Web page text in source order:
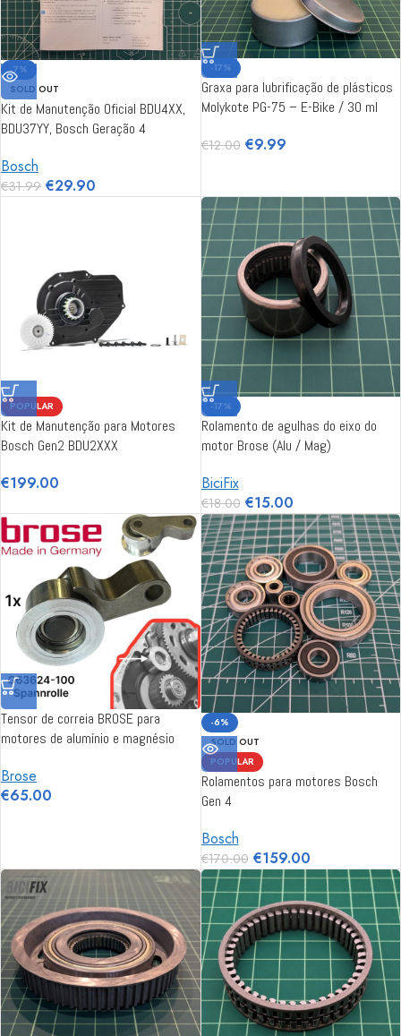
-7%
SOLD OUT
Kit de Manutenção Oficial BDU4XX,
BDU37YY, Bosch Geração 4
Bosch
€31.99 €29.90
-17%
Graxa para lubrificação de plásticos
Molykote PG-75 – E-Bike / 30 ml
€12.00 €9.99
POPULAR
Kit de Manutenção para Motores
Bosch Gen2 BDU2XXX
€199.00
-17%
Rolamento de agulhas do eixo do
motor Brose (Alu / Mag)
BiciFix
€18.00 €15.00
Tensor de correia BROSE para
motores de alumínio e magnésio
Brose
€65.00
-6%
SOLD OUT
POPULAR
Rolamentos para motores Bosch
Gen 4
Bosch
€170.00 €159.00